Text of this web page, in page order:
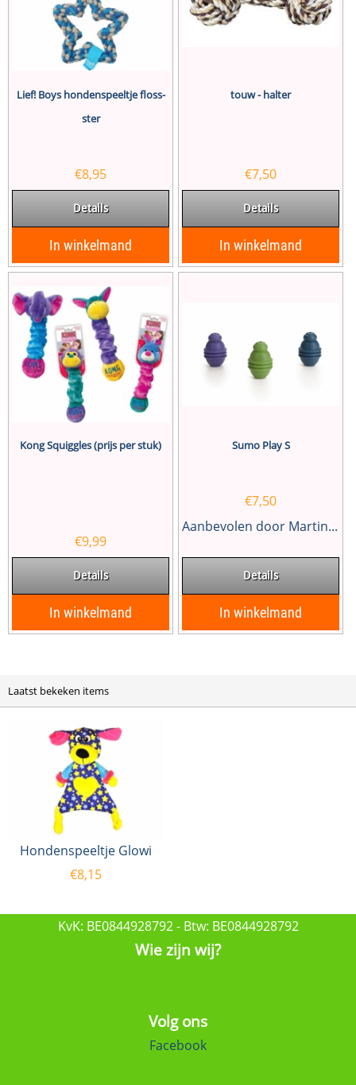
Lief! Boys hondenspeeltje floss-
ster
€8,95
Details
In winkelmand
touw - halter
€7,50
Details
In winkelmand
Kong Squiggles (prijs per stuk)
€9,99
Details
In winkelmand
Sumo Play S
€7,50
Aanbevolen door Martin...
Details
In winkelmand
Laatst bekeken items
Hondenspeeltje Glowi
€8,15
KvK: BE0844928792 - Btw: BE0844928792
Wie zijn wij?
Volg ons
Facebook